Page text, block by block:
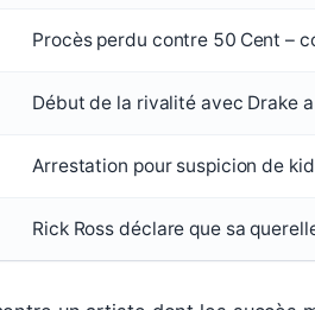
Procès perdu contre 50 Cent –
Début de la rivalité avec Drake
Arrestation pour suspicion de
Rick Ross déclare que sa